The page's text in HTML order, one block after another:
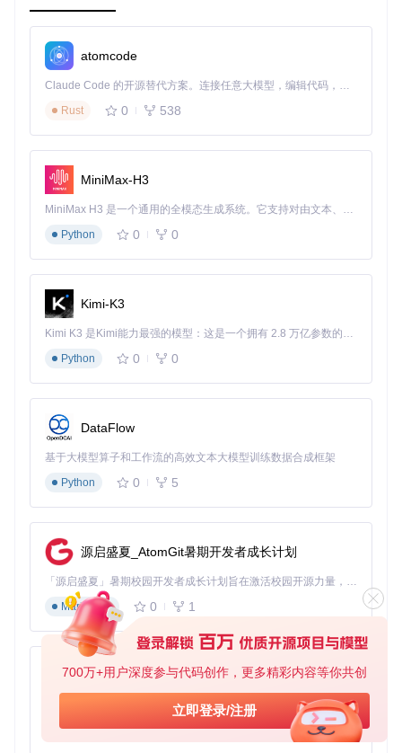
700万+用户深度参与代码创作，更多精彩内容等你共创
立即登录/注册
用户案例：平面设计师李明的工作转变
"过去整理摄影素材要花费半天时间，现在数字资产管家自动
按拍摄日期、色调和主题分类，我的创作效率提升了40%。上
周客户紧急修改方案，我在30秒内就找到了半年前的参考素
材。"
项目团队的协同中枢
市场部经理王芳分享："我们6人团队用数字资产管家管理所有
campaign 材料，系统自动跟踪版本变化，现在再也不会出现
用错文件的尴尬。远程协作时，新人也能快速找到需要的资
料。"
图：数字资产管家的团队协作界面，展示文件详情、版本历史
和操作记录，实现无缝团队协作
科研人员的知识管理系统
生物研究员张伟说："我的实验数据分散在Excel、PDF和原始
记录中，数字资产管家帮我建立了关联索引，现在分析数据时
倍。"
🌟 价值升华：从工具到数字资产管理哲学
数字资产管家不仅是文件管理工具，更是一种数字化生活方
式。它让你从繁琐的文件整理中解放出来，专注于创造真正有
效，你将体验到前所未有的掌控感和创造力。
🚀 立即体验
现在就开始你的数字资产管理蜕变之旅：
克隆仓库：
git clone https://gitcode.com/gh_mir
rors/mu/music-tag-web
按照文档指引完成部署
上传首批文件，见证AI智能分类的魔力
让数字资产管家为你构建井然有序的数字世界，释放你的工作
潜能。从此，告别文件混乱，拥抱高效生活！
atomcode
Claude Code 的开源替代方案。连接任意大模型，编辑代码，运行命令，自动验证 — 全自动执行。用 Rust 构建，极致性能。 ｜ An open-source alternative to Claude Code. Connect any LLM, edit code, run commands, and verify changes — autonomously. Built in Rust for speed. Get Started
Rust
0 538
MiniMax-H3
MiniMax H3 是一个通用的全模态生成系统。它支持对由文本、图像、视频和音频组成的多模态上下文进行统一理解，并能生成分辨率高达 2K、时长可达 15 秒的带原生立体声音频的视频。得益于面向任务泛化的系统设计，H3 在预训练阶段就已具备广泛的多模态上下文理解与生成能力，能够出色地执行复杂的多模态指令。
Python
0 0
Kimi-K3
Kimi K3 是Kimi能力最强的模型：这是一个拥有 2.8 万亿参数的混合专家（MoE）模型，具备原生视觉理解能力，并支持 100 万 token 的上下文窗口。
Python
0 0
DataFlow
基于大模型算子和工作流的高效文本大模型训练数据合成框架
Python
0 5
源启盛夏_AtomGit暑期开发者成长计划
「源启盛夏」暑期校园开发者成长计划旨在激活校园开源力量，通过积分激励、认证扶持、资源倾斜等形式，引导高校组织和开发者完成「入驻 — 建项目 — 做贡献 — 获认证 — 得资源」的完整闭环。无论你是想带领社团入驻平台的组织者，还是希望用代码贡献证明自己的开发者，都能在这里找到属于你的成长路径。
Markdown
0 1
py-xiaozhi
基于Python的Xiaozhi AI，适用于想要完整Xiaozhi体验而无需拥有专用硬件的用户。
Python
0 1